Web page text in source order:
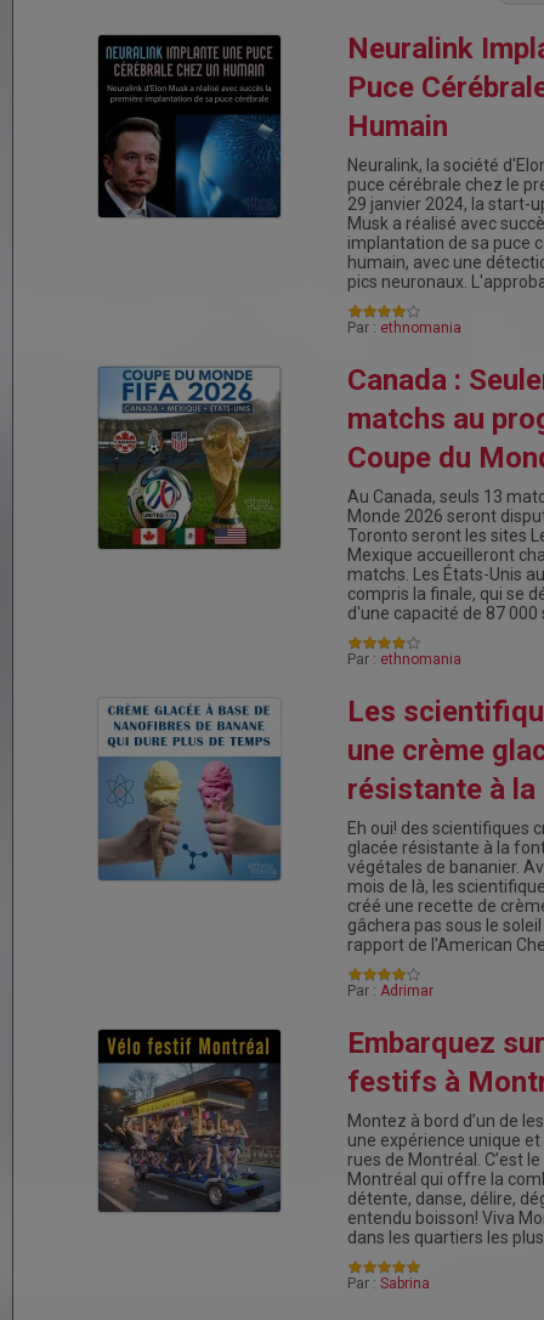
Neuralink
Puce
Humain
Neuralink, la société
puce cérébrale chez le
29 janvier 2024, la start-
Musk a réalisé avec
implantation de sa puce
humain, avec une
pics neuronaux.
Par : ethnomania
Canada :
matchs au
Coupe du
Au Canada, seuls 13
Monde 2026 seront
Toronto seront les sites
Mexique accueilleront
matchs. Les États-Unis
compris la finale, qui se
d'une capacité de 87 000
Par : ethnomania
Les
une crème
résistante à
Eh oui! des scientifiques
glacée résistante à la
végétales de bananier.
mois de là, les
créé une recette de
gâchera pas sous le
rapport de l'American
Par : Adrimar
Embarquez
festifs à
Montez à bord d’un de
une expérience unique
rues de Montréal. C’est
Montréal qui offre la
détente, danse, délire,
entendu boisson! Viva
dans les quartiers les
Par : Sabrina